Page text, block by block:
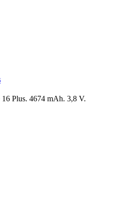
Plus. 4674 mAh. 3,8 V.